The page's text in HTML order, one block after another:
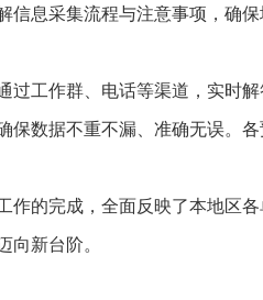
信息采集流程与注意事项，确
过工作群、电话等渠道，实时
保数据不重不漏、准确无误。
作的完成，全面反映了本地区
向新台阶。